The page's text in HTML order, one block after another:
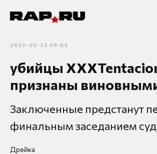
2023-03-22 09:05
убийцы
признаны
Заключенные предстанут
финальным заседанием
Дрейка